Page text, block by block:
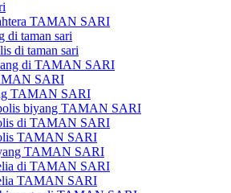
TAMAN SARI
di taman sari
di taman sari
di TAMAN SARI
SARI
TAMAN SARI
biyang TAMAN SARI
di TAMAN SARI
TAMAN SARI
TAMAN SARI
di TAMAN SARI
TAMAN SARI